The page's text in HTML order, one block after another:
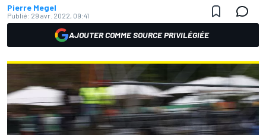
Pierre Megel
Publié: 29 avr. 2022, 09:41
AJOUTER COMME SOURCE PRIVILÉGIÉE